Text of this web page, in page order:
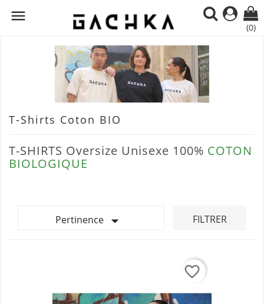

(0)
T-Shirts Coton BIO
T-SHIRTS Oversize Unisexe 100% COTON
BIOLOGIQUE
Pertinence  FILTRER
favorite_border